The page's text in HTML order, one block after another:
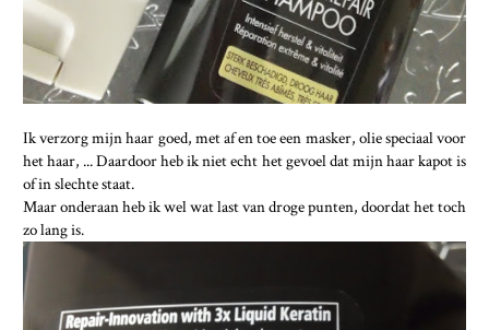
Ik verzorg mijn haar goed, met af en toe een masker, olie speciaal voor
het haar, ... Daardoor heb ik niet echt het gevoel dat mijn haar kapot is
of in slechte staat.
Maar onderaan heb ik wel wat last van droge punten, doordat het toch
zo lang is.